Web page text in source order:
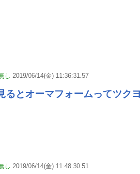
し 2019/06/14(金) 11:36:31.57
るとオーマフォームってツク
し 2019/06/14(金) 11:48:30.51